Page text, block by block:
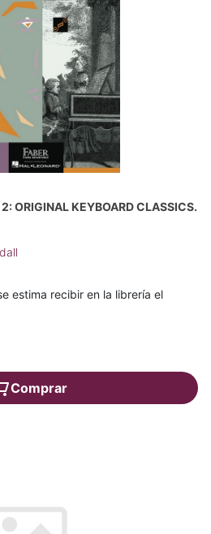
ORIGINAL KEYBOARD CLASSICS.
estima recibir en la librería el
Comprar